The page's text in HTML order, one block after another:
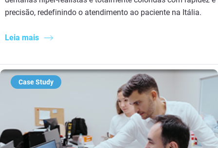
precisão, redefinindo o atendimento ao paciente na Itália.
Leia mais
Case Study